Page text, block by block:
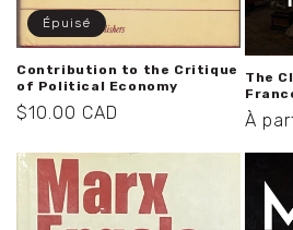
Épuisé
Contribution to the Critique
of Political Economy
Prix
$10.00 CAD
The
Prix
À